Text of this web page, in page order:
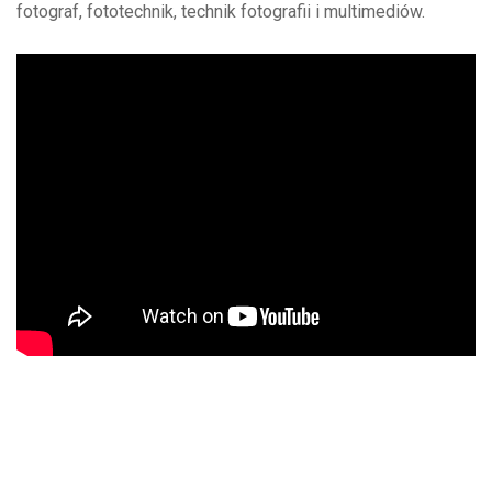
fotograf, fototechnik, technik fotografii i multimediów.